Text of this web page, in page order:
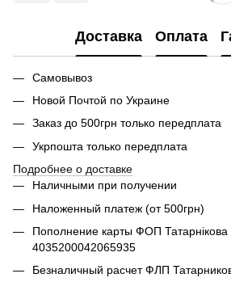
Доставка Оплата
Самовывоз
Новой Почтой по Украине
Заказ до 500грн только передплата
Укрпошта только передплата
Подробнее о доставке
Наличными при получении
Наложенный платеж (от 500грн)
Пополнение карты ФОП Татарнікова
4035200042065935
Безналичный расчет ФЛП